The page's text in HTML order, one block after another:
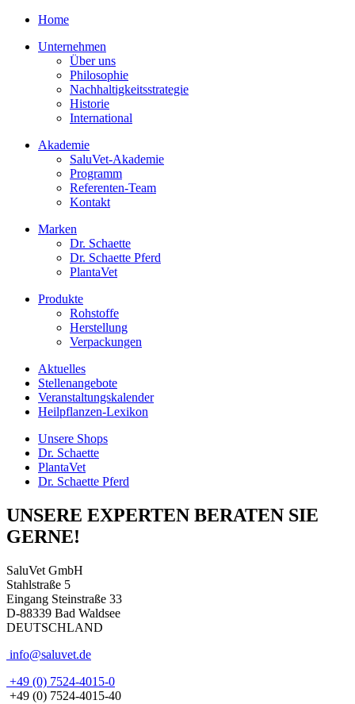
Home
Unternehmen
Über uns
Philosophie
Nachhaltigkeitsstrategie
Historie
International
Akademie
SaluVet-Akademie
Programm
Referenten-Team
Kontakt
Marken
Dr. Schaette
Dr. Schaette Pferd
PlantaVet
Produkte
Rohstoffe
Herstellung
Verpackungen
Aktuelles
Stellenangebote
Veranstaltungskalender
Heilpflanzen-Lexikon
Unsere Shops
Dr. Schaette
PlantaVet
Dr. Schaette Pferd
UNSERE EXPERTEN BERATEN SIE
GERNE!
SaluVet GmbH
Stahlstraße 5
Eingang Steinstraße 33
D-88339 Bad Waldsee
DEUTSCHLAND
info@saluvet.de
+49 (0) 7524-4015-0
+49 (0) 7524-4015-40